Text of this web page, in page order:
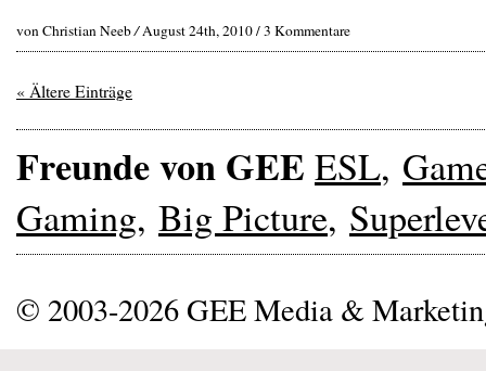
von Christian Neeb/August 24th, 2010 /3 Kommentare
« Ältere Einträge
Freunde von GEE ESL,
Gaming, Big Picture,
© 2003-2026 GEE Media &